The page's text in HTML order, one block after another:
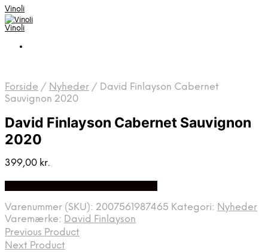
Vinoli
Vinoli
Forside / Nyheder / David Finlayson Cabernet
Sauvignon 2020
David Finlayson Cabernet Sauvignon
2020
399,00 kr.
Varenummer (SKU): 2007561987465 Kategori: Nyheder
Varemærke: David Finlayson
Previous Product
Next Product